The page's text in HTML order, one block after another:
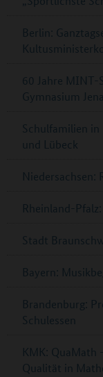
Berlin:
60 Jahre MINT-
Gymnasium Jena
Schulfamilien
und Lübeck
Niedersachsen:
Rheinland-
Stadt
Bayern:
Brandenburg:
Schulessen
KMK:
Qualität in